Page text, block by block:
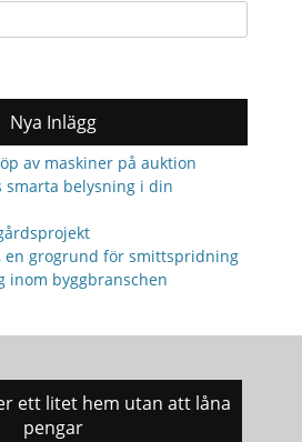
Nya Inlägg
av maskiner på auktion
belysning i din
en grogrund för smittspridning
inom byggbranschen
ett litet hem utan att låna
pengar